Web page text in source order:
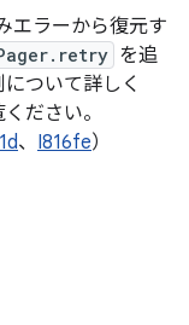
エラーから復元す
を追
ついて詳しく
ださい。
、 I816fe）